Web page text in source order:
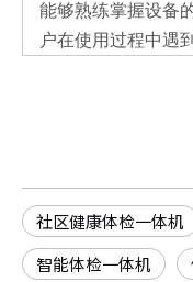
能够熟练掌握设备
户在使用过程中遇
社区健康体检一体机
智能体检一体机